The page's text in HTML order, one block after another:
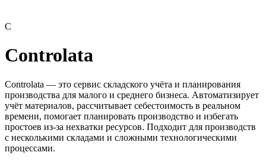
C
Controlata
Controlata — это сервис складского учёта и планирования
производства для малого и среднего бизнеса. Автоматизирует
учёт материалов, рассчитывает себестоимость в реальном
времени, помогает планировать производство и избегать
простоев из-за нехватки ресурсов. Подходит для производств
с несколькими складами и сложными технологическими
процессами.